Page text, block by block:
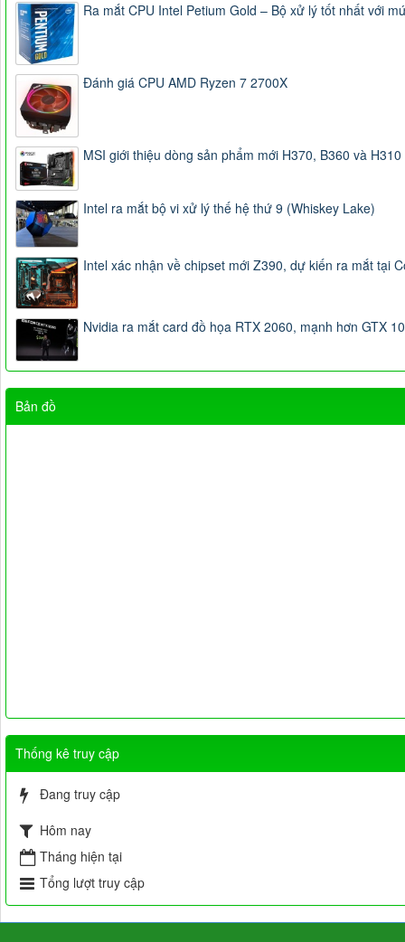
Ra mắt CPU Intel Petium Gold – Bộ xử lý tốt nhất với
Đánh giá CPU AMD Ryzen 7 2700X
MSI giới thiệu dòng sản phẩm mới H370, B360 và
Intel ra mắt bộ vi xử lý thế hệ thứ 9 (Whiskey Lake)
Intel xác nhận về chipset mới Z390, dự kiến ra mắt tại
Nvidia ra mắt card đồ họa RTX 2060, mạnh hơn GTX
Bản đồ
Thống kê truy cập
Đang truy cập
Hôm nay
Tháng hiện tại
Tổng lượt truy cập